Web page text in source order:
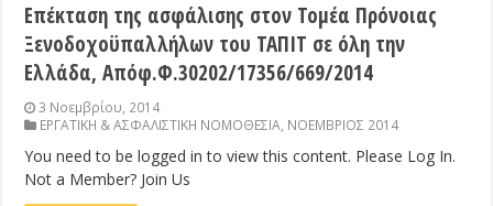
Επέκταση της ασφάλισης στον Τομέα Πρόνοιας
Ξενοδοχοϋπαλλήλων του ΤΑΠΙΤ σε όλη την
Ελλάδα, Απόφ.Φ.30202/17356/669/2014
3 Νοεμβρίου, 2014
ΕΡΓΑΤΙΚΗ & ΑΣΦΑΛΙΣΤΙΚΗ ΝΟΜΟΘΕΣΙΑ, ΝΟΕΜΒΡΙΟΣ 2014
You need to be logged in to view this content. Please Log In.
Not a Member? Join Us